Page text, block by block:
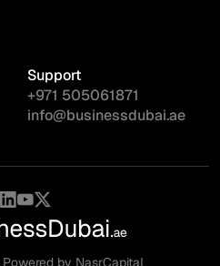
Support
+971 505061871
info@businessdubai.ae
Powered by NasrCapital